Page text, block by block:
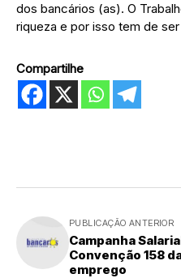
dos bancários (as). O
riqueza e por isso tem de
Compartilhe
PUBLICAÇÃO ANTERIOR
Campanha
Convenção 158
emprego